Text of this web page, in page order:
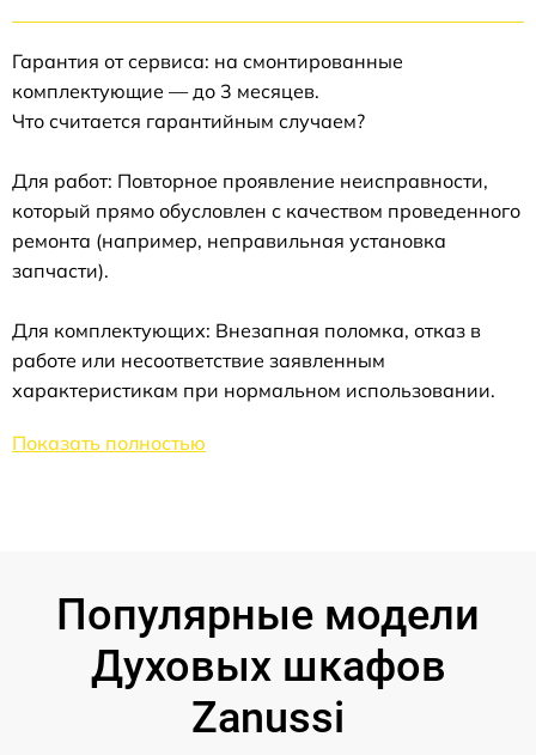
Гарантия от сервиса: на смонтированные
комплектующие — до 3 месяцев.
Что считается гарантийным случаем?
Для работ: Повторное проявление неисправности,
который прямо обусловлен с качеством проведенного
ремонта (например, неправильная установка
запчасти).
Для комплектующих: Внезапная поломка, отказ в
работе или несоответствие заявленным
характеристикам при нормальном использовании.
Показать полностью
Популярные модели
Духовых шкафов
Zanussi